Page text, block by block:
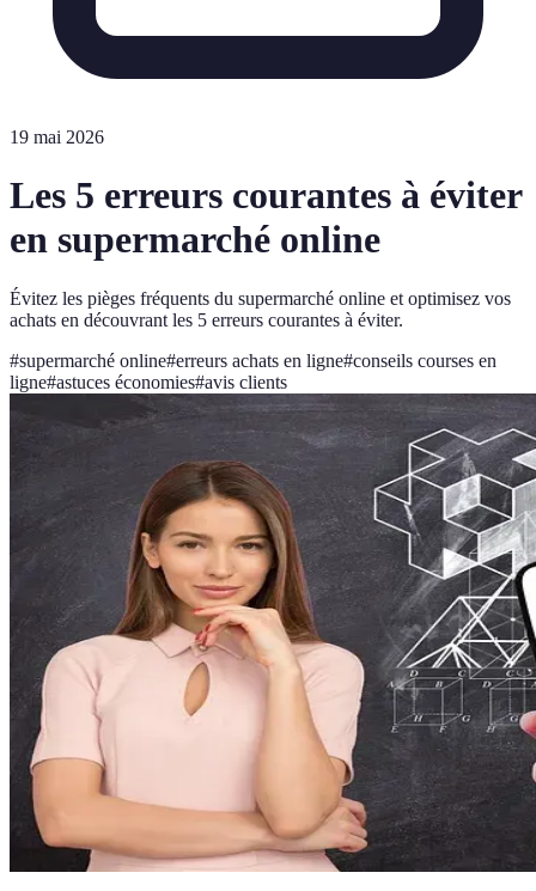
19 mai 2026
Les 5 erreurs courantes à éviter
en supermarché online
Évitez les pièges fréquents du supermarché online et optimisez vos
achats en découvrant les 5 erreurs courantes à éviter.
#supermarché online#erreurs achats en ligne#conseils courses en
ligne#astuces économies#avis clients